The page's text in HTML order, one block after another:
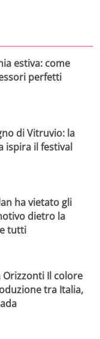
estiva: come
perfetti
di Vitruvio: la
ispira il festival
ha vietato gli
dietro la
tutti
Orizzonti Il colore
tra Italia,